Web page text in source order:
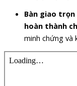
Bàn giao trọn
hoàn thành
minh chứng và